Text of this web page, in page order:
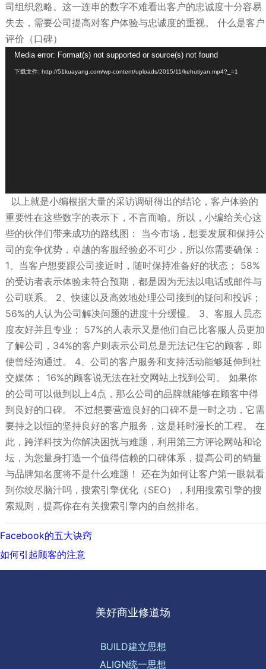
司组织忽略。这一连串的数字不难看出客户的忠诚度十分容易
失去，需要公司提高对客户体验与忠诚度的重视。 什么是客户
评价（口碑）
Media error: Format(s) not supported or source(s) not found
下载文件: http://51kuayang.com/wp-content/uploads/2015/11/kehutiyan.mp4?_=1
以上就是小编根据大量的采访调研得出的结论，客户体验的
重要性在这些数字的表示下，不言而喻。所以，小编给关心这
些的伙伴们带来成功的路线图： 当今市场，想要发展和保持公
司的竞争优势，卓越的客服经验必不可少，所以你需要确保：
1、当客户想要跟公司接近时，随时保持准备好的状态； 58%
的受访者表示体验未符合预期，都是因为无法以电话或邮件与
公司联系。 2、快速以及高效地处理公司接到的疑问和投诉；
56%的人认为公司解决问题的进度十分缓慢。 3、客服人员态
度友好并且专业； 57%的人表示又是他们自己比客服人员更加
了解公司，34%的客户则表示公司总是无法记住它的顾客，即
使曾经沟通过。 4、公司的客户服务和支持活动能够延伸到社
交媒体； 16%的顾客说无法在社交网站上找到公司。 如果你
的公司可以做到以上4点，那么公司的品牌就能够在顾客中得
到良好的口碑。 不过想要营造良好的口碑不是一时之功，它需
要持之以恒的坚持良好的客户服务，这是耗时漫长的工程。 在
此，跨洋科技为你解决困扰与难题，利用第三方评论网站和论
坛，为您量身打造一个值得信赖的口碑体系，提高公司的销量
与品牌知名度将不是什么难题！ 还在为如何让客户第一眼就看
到你绞尽脑汁吗，搜索引擎优化（SEO），利用搜索引擎的搜
索规则，提高你在有关搜索引擎内的自然排名。
文
章
导
航
上
一
篇:
Facebook的五大诀窍
下
如何引起顾客的注意
美好商业修道场
BUILD建立思想
ALIGN统一思想